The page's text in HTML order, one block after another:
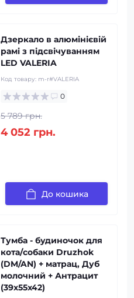
Дзеркало в алюмінієвій
рамі з підсвічуванням
LED VALERIA
Код товару: m-r#VALERIA
0
5 789 грн.
4 052 грн.
До кошика
Тумба - будиночок для
кота/собаки Druzhok
(DM/AN) + матрац, Дуб
молочний + Антрацит
(39x55x42)